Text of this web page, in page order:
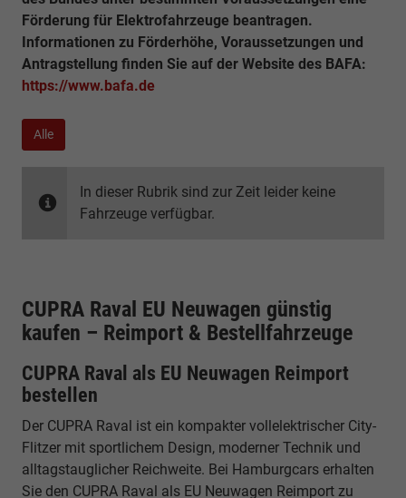
Förderung für Elektrofahrzeuge beantragen.
Informationen zu Förderhöhe, Voraussetzungen und
Antragstellung finden Sie auf der Website des BAFA:
https://www.bafa.de
Alle
In dieser Rubrik sind zur Zeit leider keine
Fahrzeuge verfügbar.
CUPRA Raval EU Neuwagen günstig
kaufen – Reimport & Bestellfahrzeuge
CUPRA Raval als EU Neuwagen Reimport
bestellen
Der CUPRA Raval ist ein kompakter vollelektrischer City-
Flitzer mit sportlichem Design, moderner Technik und
alltagstauglicher Reichweite. Bei Hamburgcars erhalten
Sie den CUPRA Raval als EU Neuwagen Reimport zu